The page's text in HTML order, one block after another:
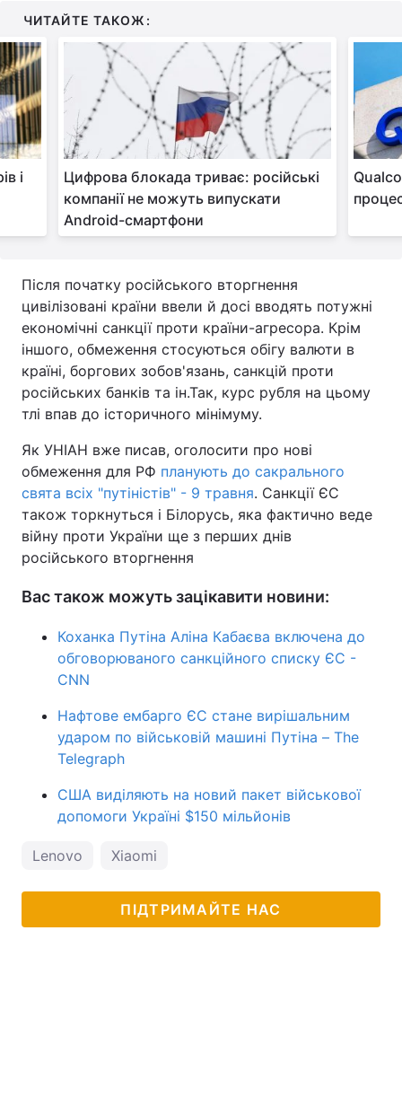
ЧИТАЙТЕ ТАКОЖ:
і
Цифрова блокада триває: російські
компанії не можуть випускати
Android-смартфони
Після початку російського вторгнення
цивілізовані країни ввели й досі вводять потужні
економічні санкції проти країни-агресора. Крім
іншого, обмеження стосуються обігу валюти в
країні, боргових зобов'язань, санкцій проти
російських банків та ін.Так, курс рубля на цьому
тлі впав до історичного мінімуму.
Як УНІАН вже писав, оголосити про нові
обмеження для РФ планують до сакрального
свята всіх "путіністів" - 9 травня. Санкції ЄС
також торкнуться і Білорусь, яка фактично веде
війну проти України ще з перших днів
російського вторгнення
Вас також можуть зацікавити новини:
Коханка Путіна Аліна Кабаєва включена до
обговорюваного санкційного списку ЄС -
CNN
Нафтове ембарго ЄС стане вирішальним
ударом по військовій машині Путіна – The
Telegraph
США виділяють на новий пакет військової
допомоги Україні $150 мільйонів
Lenovo Xiaomi
ПІДТРИМАЙТЕ НАС